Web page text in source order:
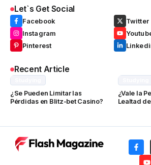
Let`s Get Social
Facebook
Twitter
Instagram
Pinterest
Recent Article
¿Se Pueden Limitar las
Pérdidas en Blitz-bet Casino?
¿Vale la
Lealtad